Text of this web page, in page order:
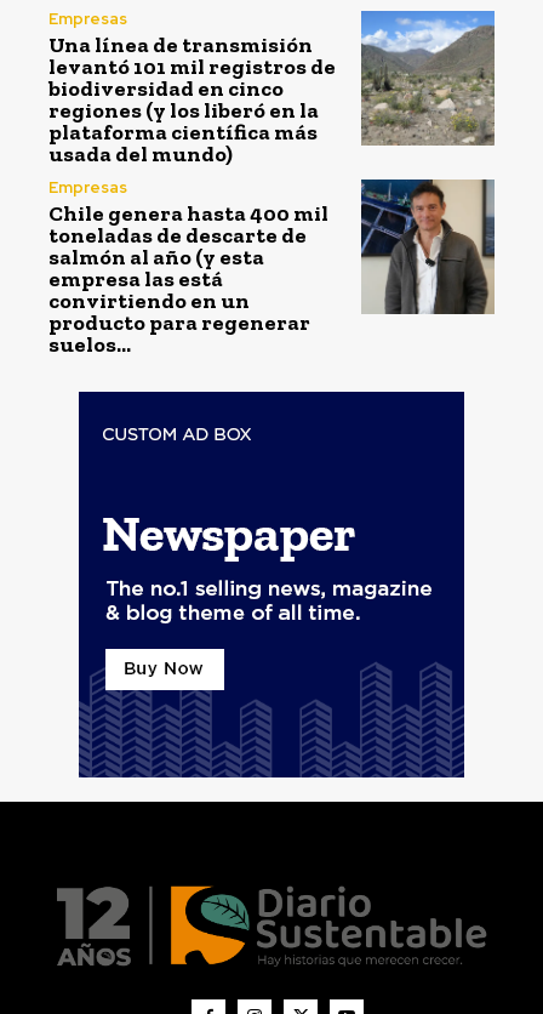
Empresas
Una línea de transmisión
levantó 101 mil registros de
biodiversidad en cinco
regiones (y los liberó en la
plataforma científica más
usada del mundo)
Empresas
Chile genera hasta 400 mil
toneladas de descarte de
salmón al año (y esta
empresa las está
convirtiendo en un
producto para regenerar
suelos...